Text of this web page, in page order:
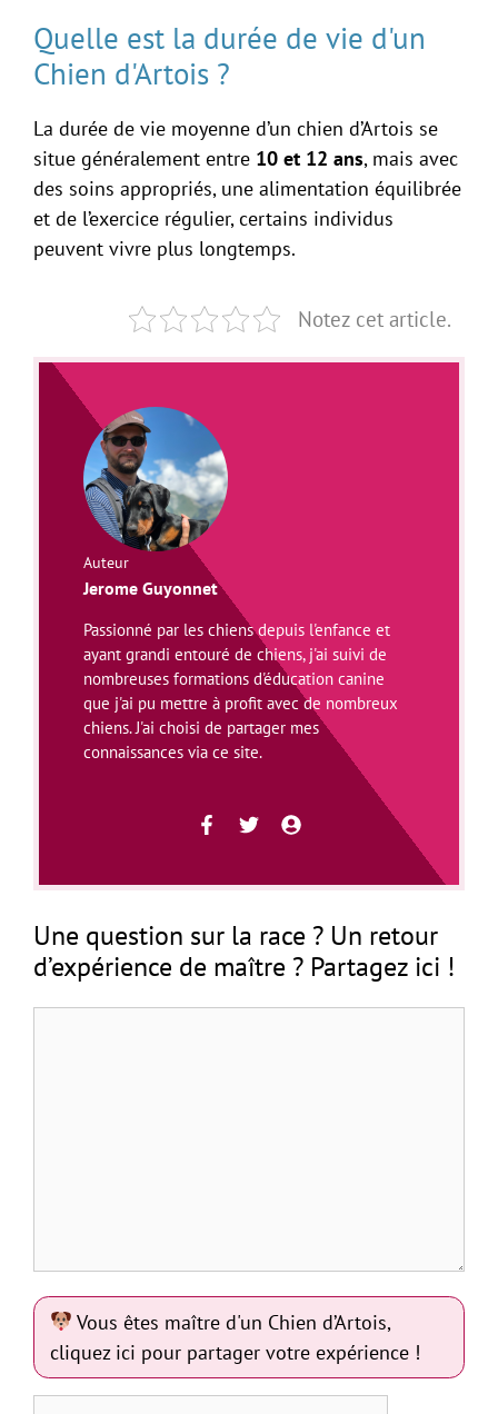
Quelle est la durée de vie d'un
Chien d'Artois ?
La durée de vie moyenne d’un chien d’Artois se
situe généralement entre 10 et 12 ans, mais avec
des soins appropriés, une alimentation équilibrée
et de l’exercice régulier, certains individus
peuvent vivre plus longtemps.
Notez cet article.
Auteur
Jerome Guyonnet
Passionné par les chiens depuis l'enfance et
ayant grandi entouré de chiens, j'ai suivi de
nombreuses formations d'éducation canine
que j'ai pu mettre à profit avec de nombreux
chiens. J'ai choisi de partager mes
connaissances via ce site.
Une question sur la race ? Un retour
d’expérience de maître ? Partagez ici !
Vous êtes maître d'un Chien d’Artois,
cliquez ici pour partager votre expérience !